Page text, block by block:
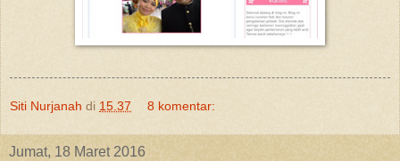
Siti Nurjanah di 15.37 8 komentar:
Jumat, 18 Maret 2016